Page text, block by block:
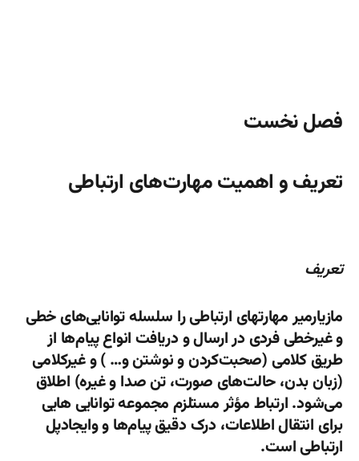
فصل نخست
تعریف و اهمیت مهارت‌های ارتباطی
تعریف
مازیارمیر مهارتهای ارتباطی را سلسله توانایی‌های خطی
و غیرخطی فردی در ارسال و دریافت انواع پیام‌ها از
طریق کلامی (صحبت‌کردن و نوشتن و… ) و غیرکلامی
(زبان بدن، حالت‌های صورت، تن صدا و غیره) اطلاق
می‌شود. ارتباط مؤثر مستلزم مجموعه توانایی هایی
برای انتقال اطلاعات، درک دقیق پیام‌ها و وایجادپل
ارتباطی است.